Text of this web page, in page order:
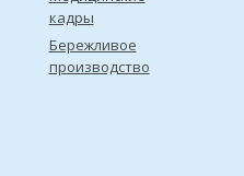
кадры
Бережливое
производство